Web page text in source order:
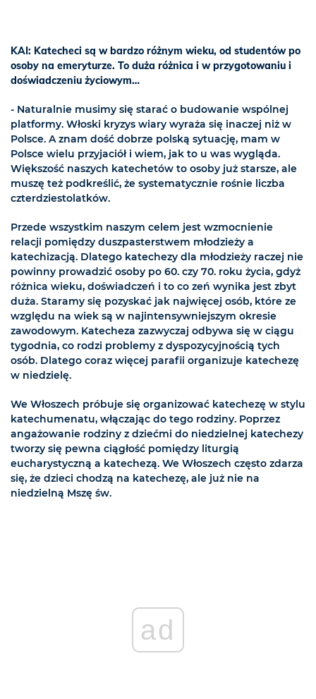
KAI: Katecheci są w bardzo różnym wieku, od studentów po
osoby na emeryturze. To duża różnica i w przygotowaniu i
doświadczeniu życiowym…
- Naturalnie musimy się starać o budowanie wspólnej
platformy. Włoski kryzys wiary wyraża się inaczej niż w
Polsce. A znam dość dobrze polską sytuację, mam w
Polsce wielu przyjaciół i wiem, jak to u was wygląda.
Większość naszych katechetów to osoby już starsze, ale
muszę też podkreślić, że systematycznie rośnie liczba
czterdziestolatków.
Przede wszystkim naszym celem jest wzmocnienie
relacji pomiędzy duszpasterstwem młodzieży a
katechizacją. Dlatego katechezy dla młodzieży raczej nie
powinny prowadzić osoby po 60. czy 70. roku życia, gdyż
różnica wieku, doświadczeń i to co zeń wynika jest zbyt
duża. Staramy się pozyskać jak najwięcej osób, które ze
względu na wiek są w najintensywniejszym okresie
zawodowym. Katecheza zazwyczaj odbywa się w ciągu
tygodnia, co rodzi problemy z dyspozycyjnością tych
osób. Dlatego coraz więcej parafii organizuje katechezę
w niedzielę.
We Włoszech próbuje się organizować katechezę w stylu
katechumenatu, włączając do tego rodziny. Poprzez
angażowanie rodziny z dziećmi do niedzielnej katechezy
tworzy się pewna ciągłość pomiędzy liturgią
eucharystyczną a katechezą. We Włoszech często zdarza
się, że dzieci chodzą na katechezę, ale już nie na
niedzielną Mszę św.
ad